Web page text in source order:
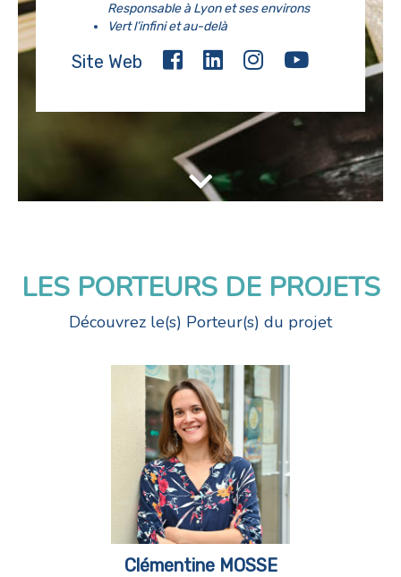
Responsable à Lyon et ses environs
Vert l’infini et au-delà
Site Web
LES PORTEURS DE PROJETS
Découvrez le(s) Porteur(s) du projet
Clémentine MOSSE